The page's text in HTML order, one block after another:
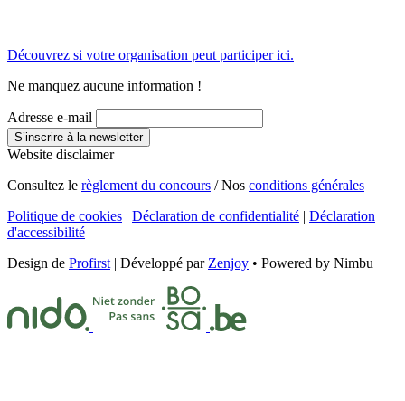
Découvrez si votre organisation peut participer ici.
Ne manquez aucune information !
Adresse e-mail
S’inscrire à la newsletter
Website disclaimer
Consultez le règlement du concours / Nos conditions générales
Politique de cookies | Déclaration de confidentialité | Déclaration
d'accessibilité
Design de Profirst | Développé par Zenjoy • Powered by Nimbu